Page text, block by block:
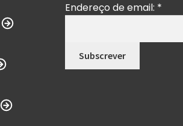
Endereço de email: *